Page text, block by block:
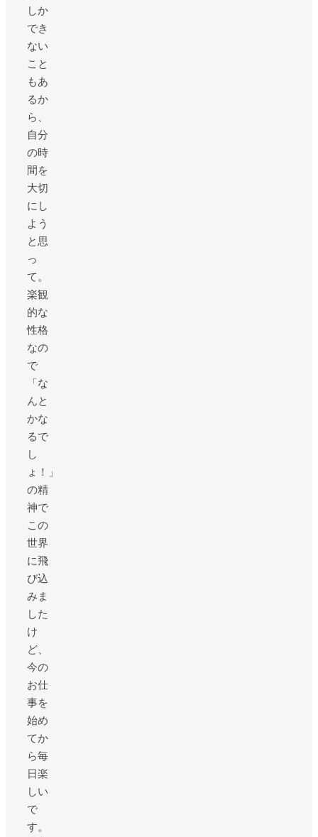
しか
でき
ない
こと
もあ
るか
ら、
自分
の時
間を
大切
にし
よう
と思
っ
て。
楽観
的な
性格
なの
で
「な
んと
かな
るで
し
ょ！」
の精
神で
この
世界
に飛
び込
みま
した
け
ど、
今の
お仕
事を
始め
てか
ら毎
日楽
しい
で
す。